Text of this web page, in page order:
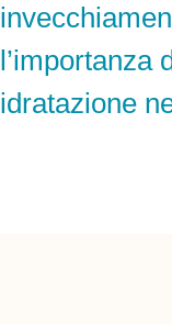
l’importanza
idratazione